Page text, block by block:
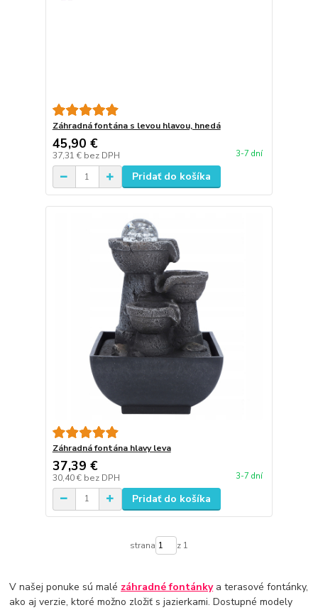
Záhradná fontána s levou hlavou, hnedá
45,90 €
37,31 € bez DPH 3-7 dní
Pridať do košíka
Záhradná fontána hlavy leva
37,39 €
30,40 € bez DPH 3-7 dní
Pridať do košíka
strana z 1
V našej ponuke sú malé záhradné fontánkya terasové fontánky,
ako aj verzie, ktoré možno zložiť s jazierkami. Dostupné modely